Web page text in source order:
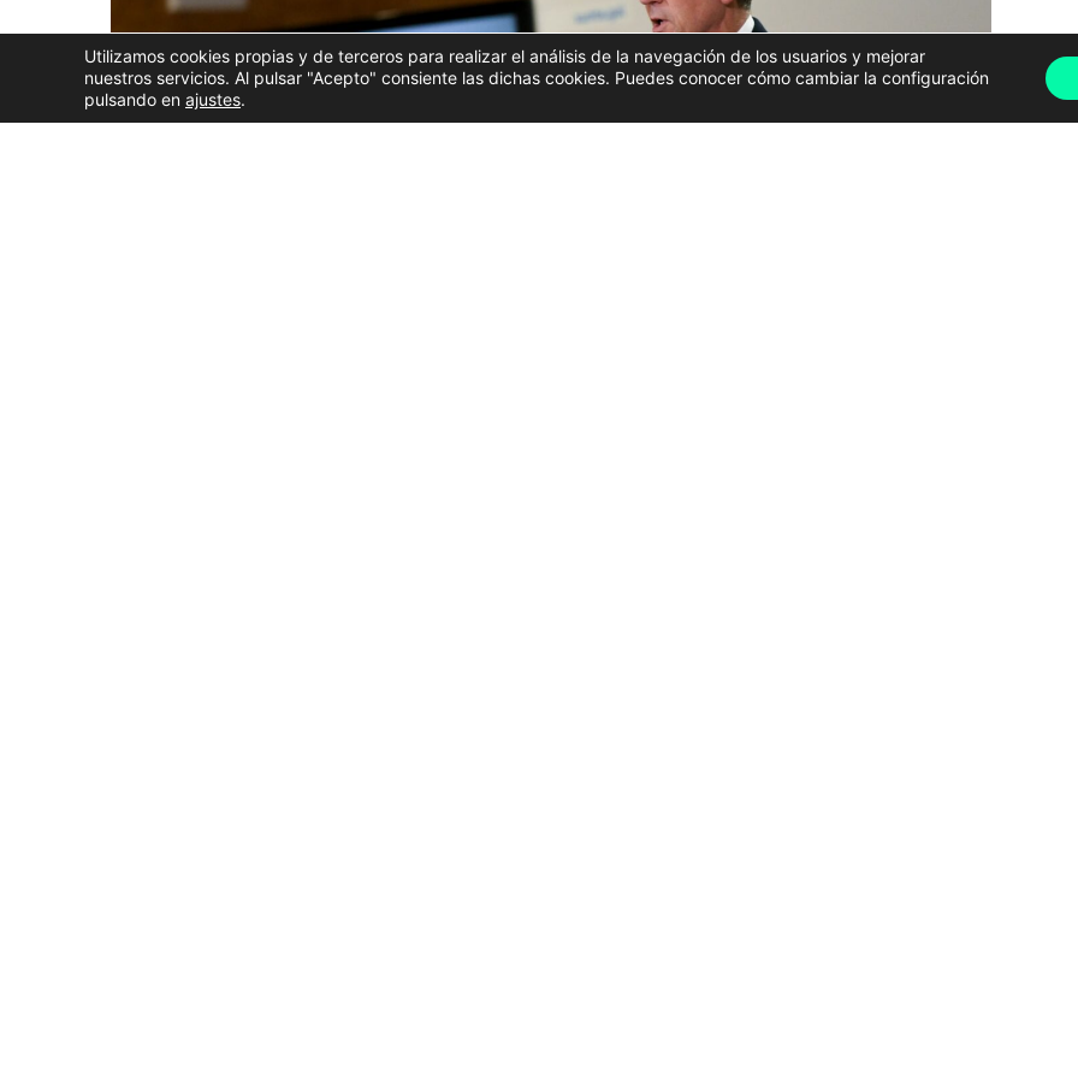
Utilizamos cookies propias y de terceros para realizar el análisis de la navegación de los usuarios y mejorar
nuestros servicios. Al pulsar "Acepto" consiente las dichas cookies. Puedes conocer cómo cambiar la configuración
pulsando en ajustes.